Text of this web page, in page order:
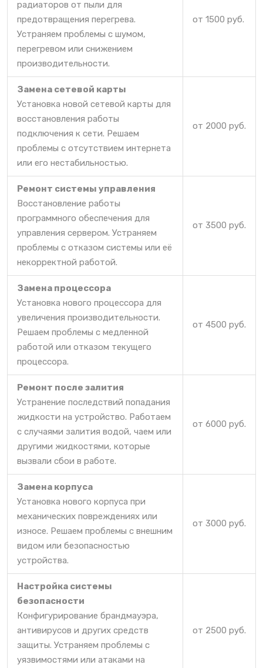
радиаторов от пыли для
предотвращения перегрева.
Устраняем проблемы с шумом,
перегревом или снижением
производительности.
от 1500 руб.
Замена сетевой карты
Установка новой сетевой карты для
восстановления работы
подключения к сети. Решаем
проблемы с отсутствием интернета
или его нестабильностью.
от 2000 руб.
Ремонт системы управления
Восстановление работы
программного обеспечения для
управления сервером. Устраняем
проблемы с отказом системы или её
некорректной работой.
от 3500 руб.
Замена процессора
Установка нового процессора для
увеличения производительности.
Решаем проблемы с медленной
работой или отказом текущего
процессора.
от 4500 руб.
Ремонт после залития
Устранение последствий попадания
жидкости на устройство. Работаем
с случаями залития водой, чаем или
другими жидкостями, которые
вызвали сбои в работе.
от 6000 руб.
Замена корпуса
Установка нового корпуса при
механических повреждениях или
износе. Решаем проблемы с внешним
видом или безопасностью
устройства.
от 3000 руб.
Настройка системы
безопасности
Конфигурирование брандмауэра,
антивирусов и других средств
защиты. Устраняем проблемы с
уязвимостями или атаками на
от 2500 руб.